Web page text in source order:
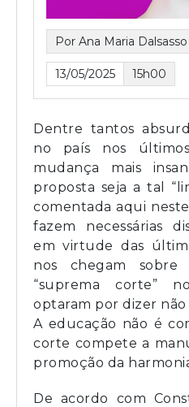
Por Ana Maria Dalsasso
13/05/2025 15h00
Dentre tantos
no país nos
mudança mais
proposta seja a tal
comentada aqui
fazem necessárias
em virtude das
nos chegam
“suprema corte”
optaram por dizer
A educação não é
corte compete a
promoção da
De acordo com